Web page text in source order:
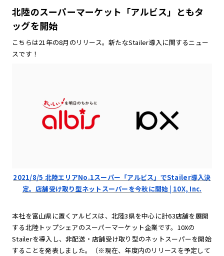
北陸のスーパーマーケット「アルビス」ともタ
ッグを開始
こちらは21年の8月のリリース。新たなStailer導入に関するニュー
スです！
2021/8/5 北陸エリアNo.1スーパー「アルビス」でStailer導入決
定。店舗受け取り型ネットスーパーを今秋に開始 | 10X, Inc.
本社を富山県に置くアルビスは、北陸3県を中心に計63店舗を展開
する北陸トップシェアのスーパーマーケット企業です。10Xの
Stailerを導入し、非配送・店舗受け取り型のネットスーパーを開始
することを発表しました。（※現在、年度内のリリースを予定して